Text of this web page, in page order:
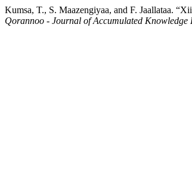
Kumsa, T., S. Maazengiyaa, and F. Jaallataa.
Qorannoo - Journal of Accumulated Knowledge